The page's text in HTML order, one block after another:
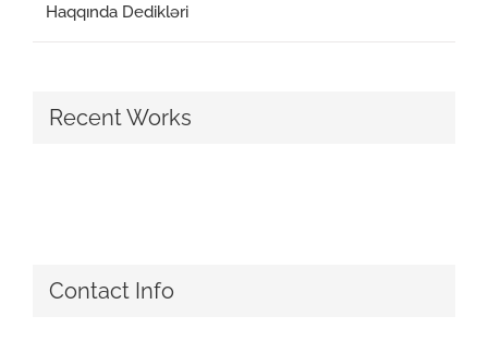
Haqqında Dedikləri
Recent Works
Contact Info